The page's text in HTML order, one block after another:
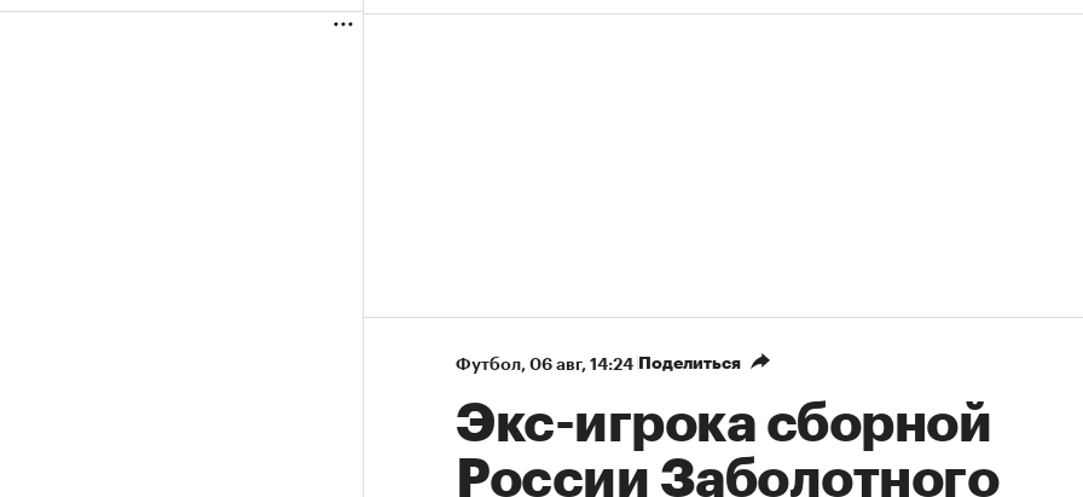
Футбол⁠, 06 авг, 14:24 Поделиться
Экс-игрока сборной
России Заболотного